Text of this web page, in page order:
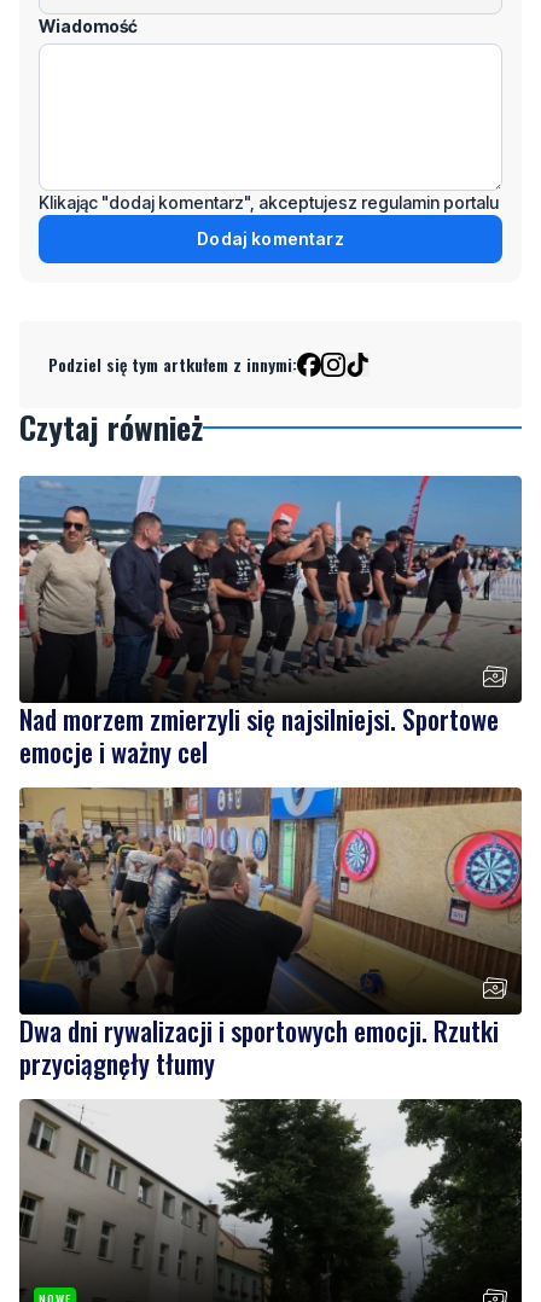
Nad morzem zmierzyli się najsilniejsi. Sportowe
emocje i ważny cel
Dwa dni rywalizacji i sportowych emocji. Rzutki
przyciągnęły tłumy
NOWE
Drzewa pod lupą specjalistów. Sprawdzają ich
kondycję i stabilność